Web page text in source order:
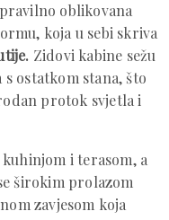
oblikovana
koja u sebi skriva
Zidovi kabine sežu
ostatkom stana, što
protok svjetla i
i terasom, a
širokim prolazom
zavjesom koja